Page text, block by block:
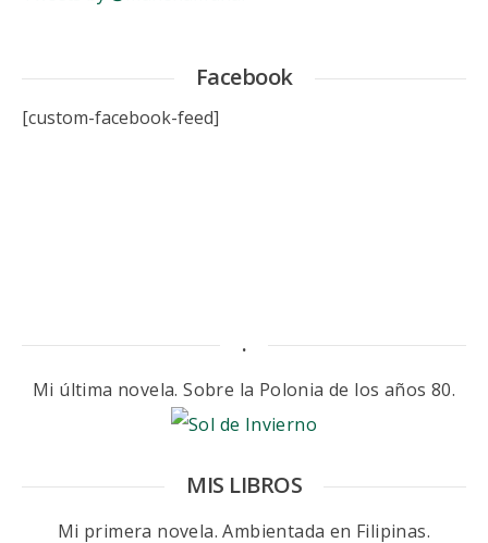
Facebook
[custom-facebook-feed]
.
Mi última novela. Sobre la Polonia de los años 80.
MIS LIBROS
Mi primera novela. Ambientada en Filipinas.